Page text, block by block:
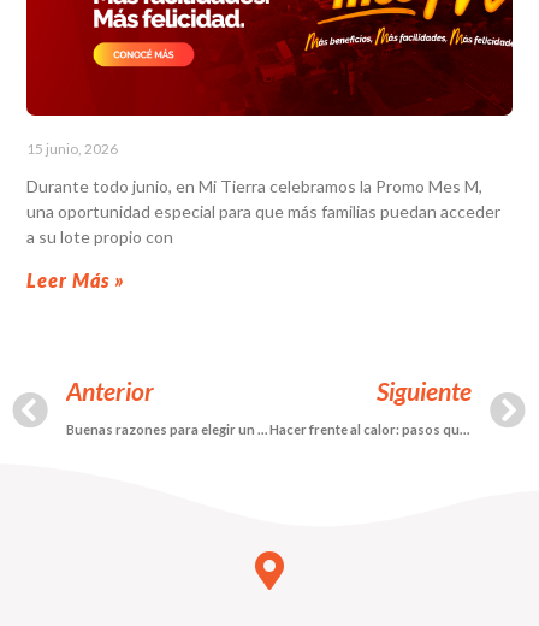
15 junio, 2026
Durante todo junio, en Mi Tierra celebramos la Promo Mes M,
una oportunidad especial para que más familias puedan acceder
a su lote propio con
Leer Más »
Anterior
Buenas razones para elegir un lote propio con nosotros
Siguiente
Hacer frente al calor: pasos que ayudan a disminuirlo en casa